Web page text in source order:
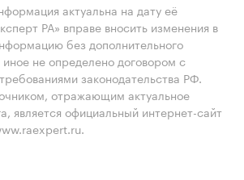
актуальна на дату её
РА» вправе вносить изменения в
без дополнительного
не определено договором с
законодательства РФ.
отражающим актуальное
является официальный интернет-сайт